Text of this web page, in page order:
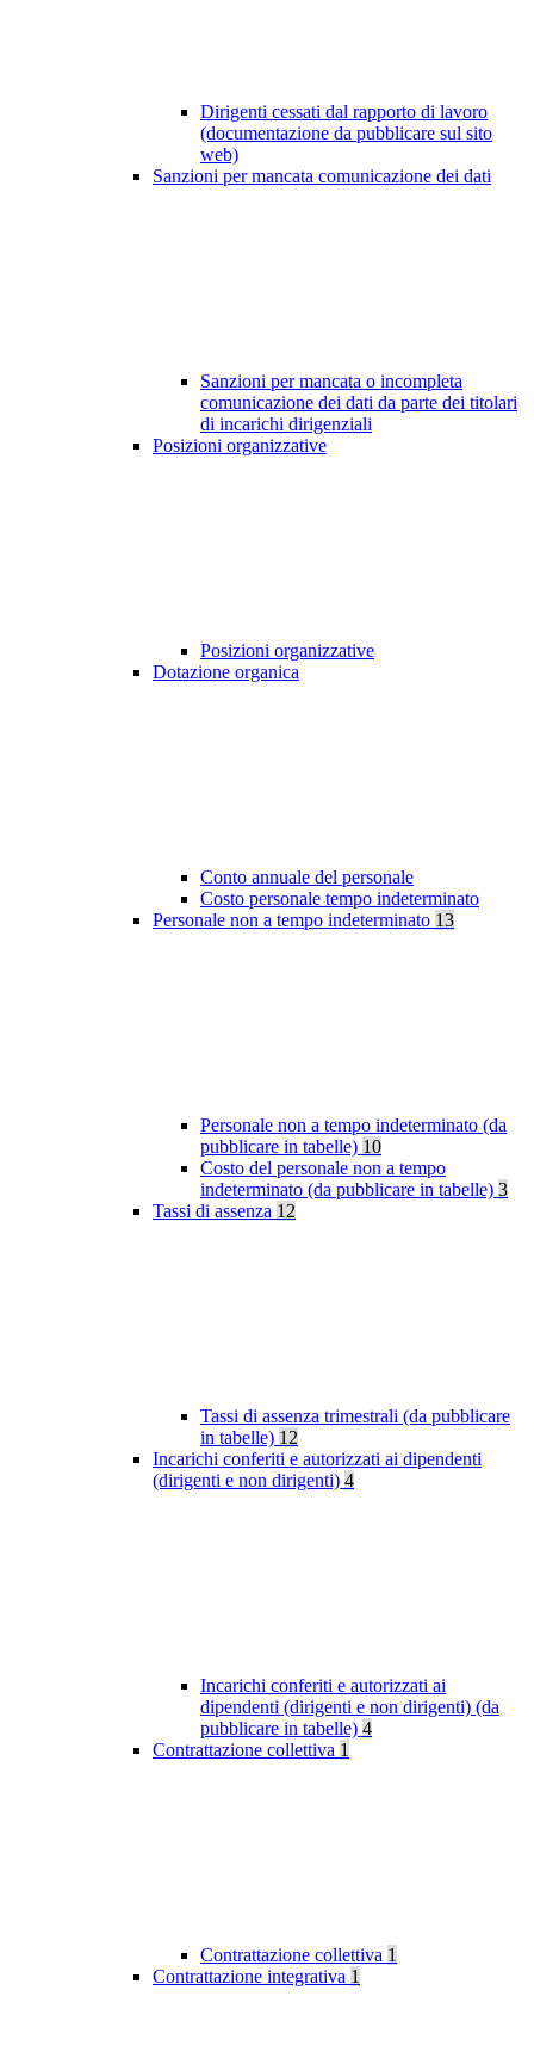
Dirigenti cessati dal rapporto di lavoro
(documentazione da pubblicare sul sito
web)
Sanzioni per mancata comunicazione dei dati
Sanzioni per mancata o incompleta
comunicazione dei dati da parte dei titolari
di incarichi dirigenziali
Posizioni organizzative
Posizioni organizzative
Dotazione organica
Conto annuale del personale
Costo personale tempo indeterminato
Personale non a tempo indeterminato 13
Personale non a tempo indeterminato (da
pubblicare in tabelle) 10
Costo del personale non a tempo
indeterminato (da pubblicare in tabelle) 3
Tassi di assenza 12
Tassi di assenza trimestrali (da pubblicare
in tabelle) 12
Incarichi conferiti e autorizzati ai dipendenti
(dirigenti e non dirigenti) 4
Incarichi conferiti e autorizzati ai
dipendenti (dirigenti e non dirigenti) (da
pubblicare in tabelle) 4
Contrattazione collettiva 1
Contrattazione collettiva 1
Contrattazione integrativa 1